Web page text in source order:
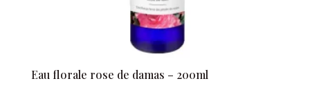
Eau florale rose de damas – 200ml